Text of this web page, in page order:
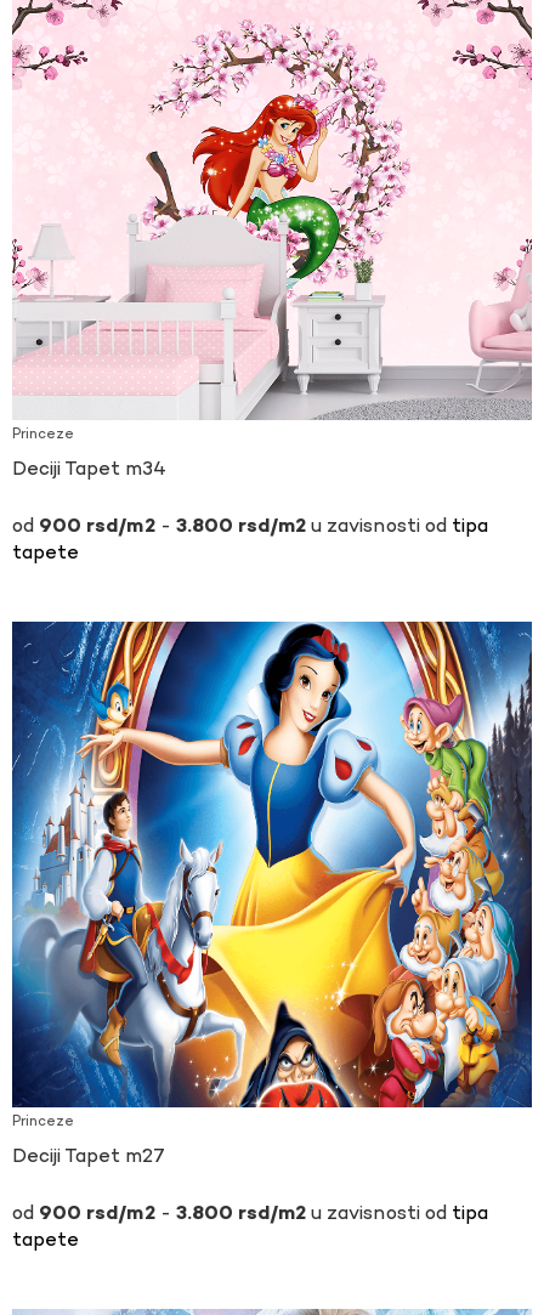
Princeze
Deciji Tapet m34
900 rsd - 3.800 rsd u zavisnosti od tipa
tapete
Princeze
Deciji Tapet m27
900 rsd - 3.800 rsd u zavisnosti od tipa
tapete